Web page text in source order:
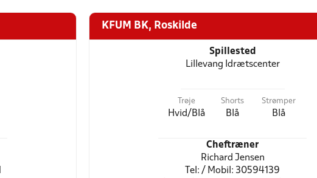
KFUM BK, Roskilde
Spillested
Lillevang Idrætscenter
Trøje
Hvid/Blå
Shorts
Blå
Strømper
Blå
Cheftræner
Richard Jensen
Tel: / Mobil: 30594139